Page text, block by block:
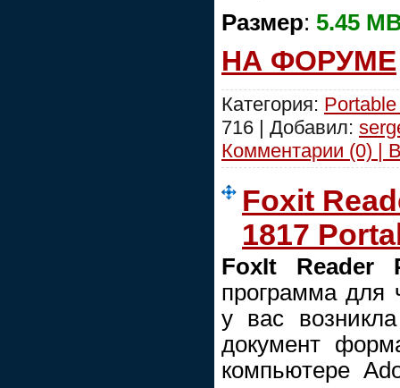
Размер: 5.45
НА ФОРУМЕ
Категория:
716 | Добавил:
Комментарии (0) |
Foxit
1817
FoxIt Reader
программа для
у вас
документ
компьютере